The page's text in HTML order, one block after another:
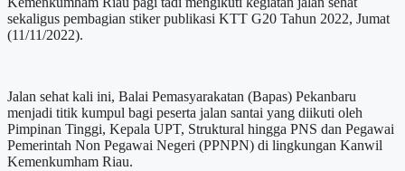
sekaligus pembagian stiker publikasi KTT G20 Tahun 2022, Jumat
(11/11/2022).
Jalan sehat kali ini, Balai Pemasyarakatan (Bapas) Pekanbaru
menjadi titik kumpul bagi peserta jalan santai yang diikuti oleh
Pimpinan Tinggi, Kepala UPT, Struktural hingga PNS dan Pegawai
Pemerintah Non Pegawai Negeri (PPNPN) di lingkungan Kanwil
Kemenkumham Riau.